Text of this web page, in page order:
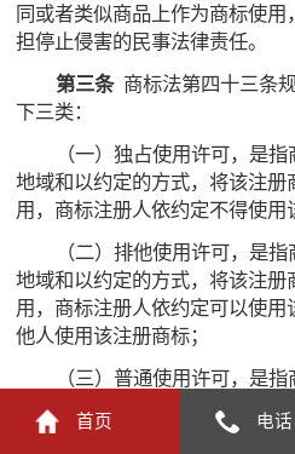
同或者类似商品上作为商标使
担停止侵害的民事法律责任。
第三条 商标法第四十三条
下三类：
（一）独占使用许可，是
地域和以约定的方式，将该注
用，商标注册人依约定不得使用
（二）排他使用许可，是
地域和以约定的方式，将该注
用，商标注册人依约定可以使
他人使用该注册商标；
（三）普通使用许可，是
地域和以约定的方式，许可他
使用该注册商标和许可他人使
首页 电话